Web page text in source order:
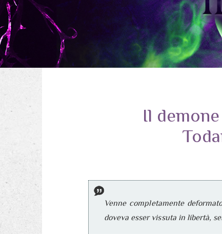
Il
Venne completamente
doveva esser vissuta in libertà,